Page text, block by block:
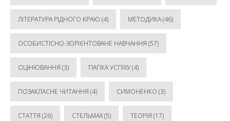
ЛІТЕРАТУРА РІДНОГО КРАЮ (4) МЕТОДИКА(46)
ОСОБИСТІСНО-ЗОРІЄНТОВАНЕ НАВЧАННЯ (57)
ОЦІНЮВАННЯ (3) ПАПКА УСПІХУ(4)
ПОЗАКЛАСНЕ ЧИТАННЯ (4) СИМОНЕНКО (3)
СТАТТЯ (26) СТЕЛЬМАХ(5) ТЕОРІЯ (17)